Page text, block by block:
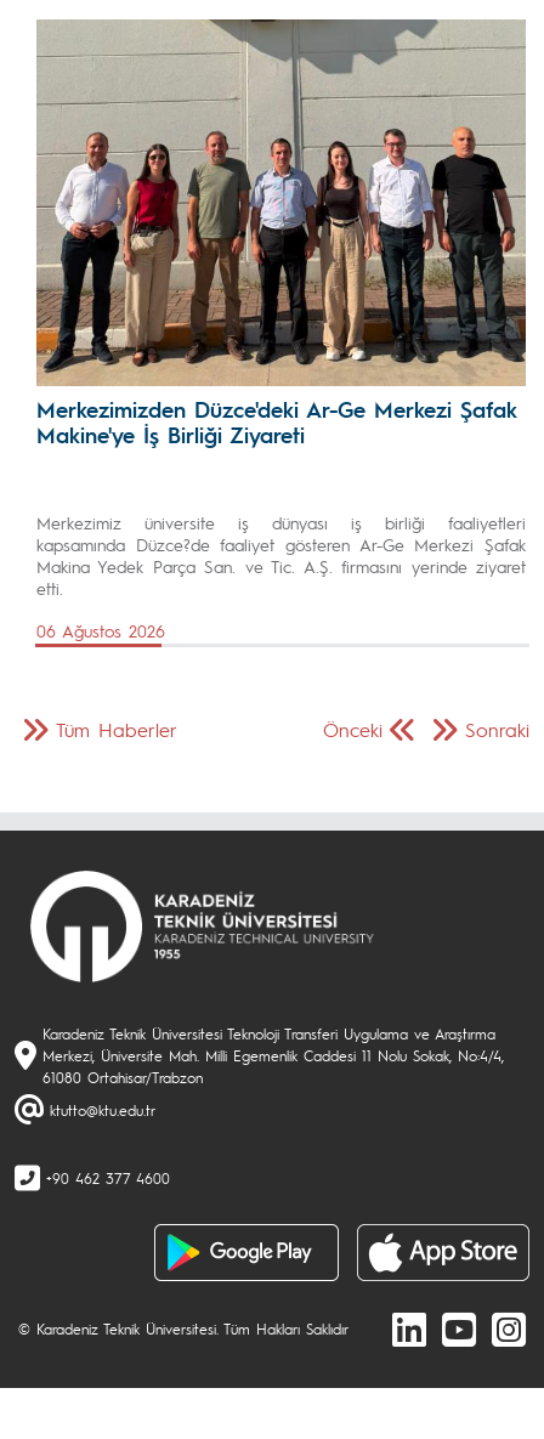
Merkezimizden Düzce'deki Ar-Ge Merkezi Şafak
Makine'ye İş Birliği Ziyareti
Merkezimiz üniversite iş dünyası iş birliği faaliyetleri
kapsamında Düzce?de faaliyet gösteren Ar-Ge Merkezi Şafak
Makina Yedek Parça San. ve Tic. A.Ş. firmasını yerinde ziyaret
etti.
06 Ağustos 2026
Önceki Sonraki
Tüm Haberler
Karadeniz Teknik Üniversitesi Teknoloji Transferi Uygulama ve Araştırma
Merkezi, Üniversite Mah. Milli Egemenlik Caddesi 11 Nolu Sokak, No:4/4,
61080 Ortahisar/Trabzon
ktutto@ktu.edu.tr
+90 462 377 4600
© Karadeniz Teknik Üniversitesi. Tüm Hakları Saklıdır